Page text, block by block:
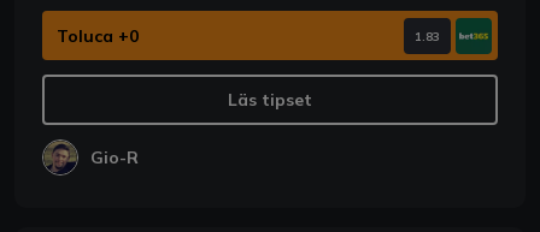
Toluca +0 1.83
Läs tipset
Gio-R